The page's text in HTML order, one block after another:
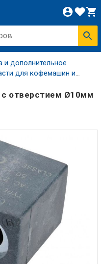
и дополнительное
для кофемашин и
с отверстием Ø10мм